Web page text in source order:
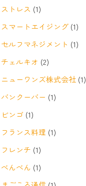
ストレス (1)
スマートエイジング (1)
セルフマネジメント (1)
チェルキオ (2)
ニューワンズ株式会社 (1)
バンクーバー (1)
ビンゴ (1)
フランス料理 (1)
フレンチ (1)
べんべん (1)